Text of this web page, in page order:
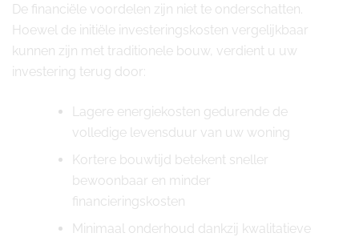
De financiële voordelen zijn niet te onderschatten.
Hoewel de initiële investeringskosten vergelijkbaar
kunnen zijn met traditionele bouw, verdient u uw
investering terug door:
Lagere energiekosten gedurende de
volledige levensduur van uw woning
Kortere bouwtijd betekent sneller
bewoonbaar en minder
financieringskosten
Minimaal onderhoud dankzij kwalitatieve